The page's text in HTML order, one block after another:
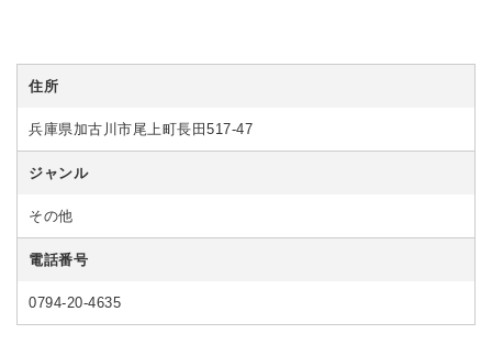
住所
兵庫県加古川市尾上町長田517-47
ジャンル
その他
電話番号
0794-20-4635